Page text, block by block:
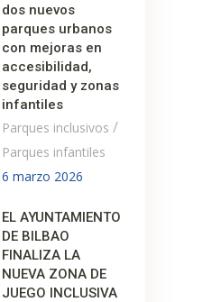
dos nuevos
parques urbanos
con mejoras en
accesibilidad,
seguridad y zonas
infantiles
Parques inclusivos /
Parques infantiles
6 marzo 2026
EL AYUNTAMIENTO
DE BILBAO
FINALIZA LA
NUEVA ZONA DE
JUEGO INCLUSIVA